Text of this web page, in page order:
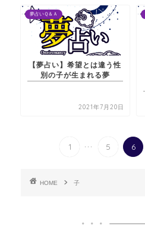
夢占いＱ＆Ａ
【夢占い】希望とは違う性
別の子が生まれる夢
2021年7月20日
1 ... 5 6
HOME 子